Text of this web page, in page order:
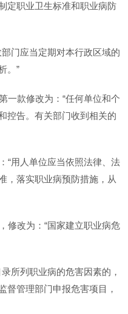
定职业卫生标准和职业病防
门应当定期对本行政区域的
。”
一款修改为：“任何单位和个
控告。有关部门收到相关的
“用人单位应当依照法律、法
，落实职业病预防措施，从
修改为：“国家建立职业病危
所列职业病的危害因素的，
督管理部门申报危害项目，